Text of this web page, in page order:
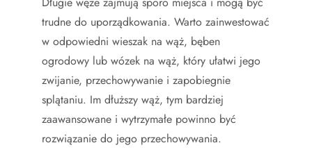
trudne do uporządkowania. Warto zainwestować
w odpowiedni wieszak na wąż, bęben
ogrodowy lub wózek na wąż, który ułatwi jego
zwijanie, przechowywanie i zapobiegnie
splątaniu. Im dłuższy wąż, tym bardziej
zaawansowane i wytrzymałe powinno być
rozwiązanie do jego przechowywania.